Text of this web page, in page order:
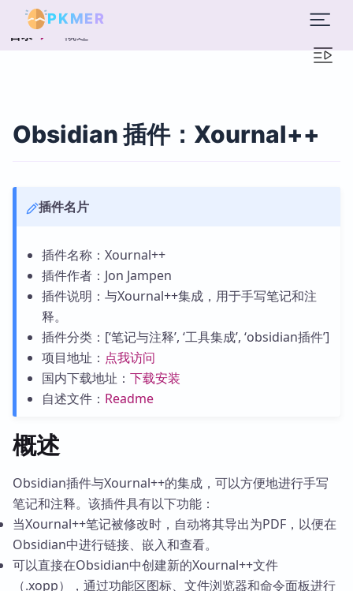
PKMER
目录 概述
Obsidian 插件：Xournal++
插件名片
插件名称：Xournal++
插件作者：Jon Jampen
插件说明：与Xournal++集成，用于手写笔记和注
释。
插件分类：[‘笔记与注释’, ‘工具集成’, ‘obsidian插件’]
项目地址： 点我访问
国内下载地址： 下载安装
自述文件： Readme
概述
Obsidian插件与Xournal++的集成，可以方便地进行手写
笔记和注释。该插件具有以下功能：
当Xournal++笔记被修改时，自动将其导出为PDF，以便在
Obsidian中进行链接、嵌入和查看。
可以直接在Obsidian中创建新的Xournal++文件
（.xopp），通过功能区图标、文件浏览器和命令面板进行